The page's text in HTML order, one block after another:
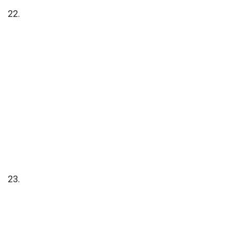
22.
23.